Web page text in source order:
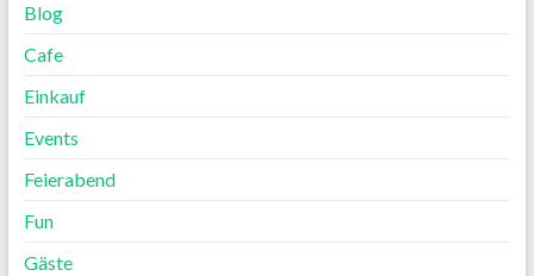
Blog
Cafe
Einkauf
Events
Feierabend
Fun
Gäste